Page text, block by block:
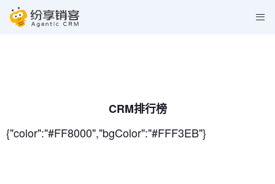
CRM排行榜
{"color":"#FF8000","bgColor":"#FFF3EB"}